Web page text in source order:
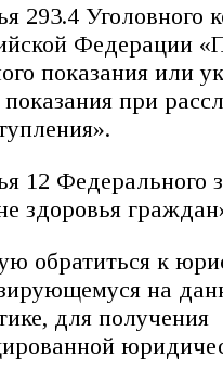
293.4 Уголовного
Федерации
показания или
показания при
12 Федерального
здоровья
обратиться к
на
для получения